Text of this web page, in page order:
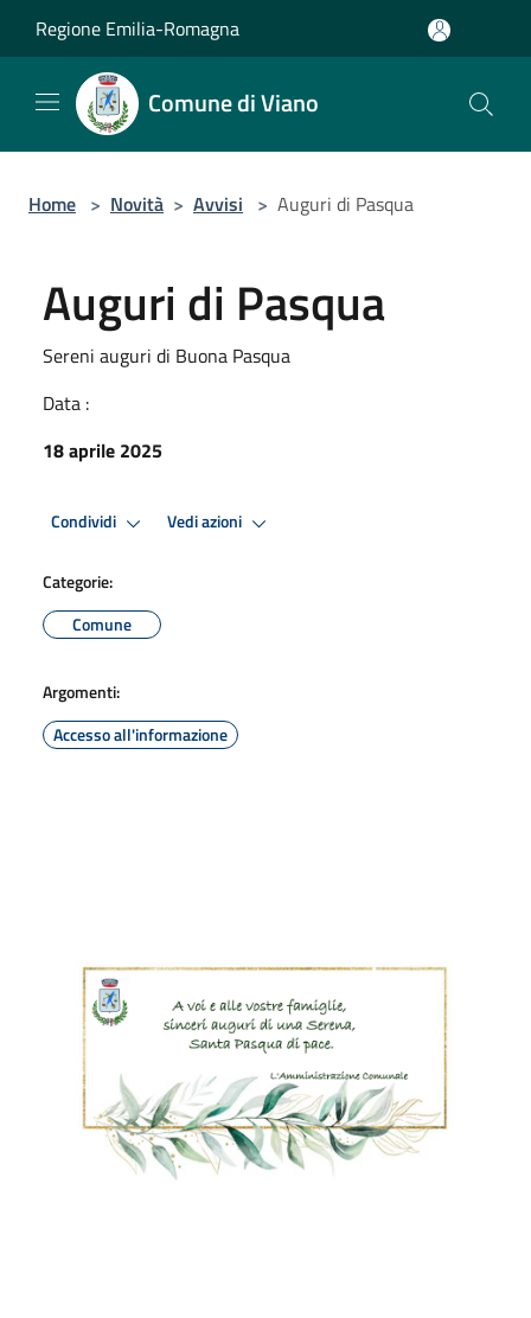
Regione Emilia-Romagna
Comune di Viano
Home > Novità > Avvisi > Auguri di Pasqua
Auguri di Pasqua
Sereni auguri di Buona Pasqua
Data :
18 aprile 2025
Condividi Vedi azioni
Categorie:
Comune
Argomenti:
Accesso all'informazione